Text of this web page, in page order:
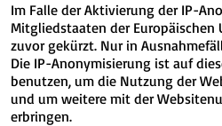
Im Falle der Aktivierung der IP-
Mitgliedstaaten der Europäischen
zuvor gekürzt. Nur in
Die IP-Anonymisierung ist auf
benutzen, um die Nutzung der
und um weitere mit der
erbringen.